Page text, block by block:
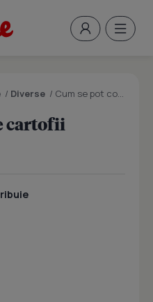
/ Diverse / Cum se pot coace cartofii
cartofii